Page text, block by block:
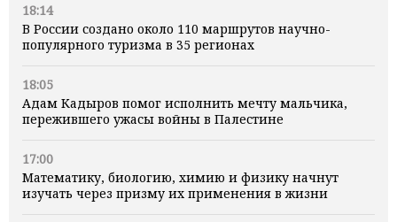
18:14
В России создано около 110 маршрутов научно-
популярного туризма в 35 регионах
18:05
Адам Кадыров помог исполнить мечту мальчика,
пережившего ужасы войны в Палестине
17:00
Математику, биологию, химию и физику начнут
изучать через призму их применения в жизни